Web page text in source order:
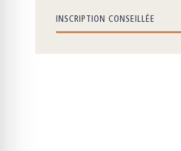
INSCRIPTION CONSEILLÉE